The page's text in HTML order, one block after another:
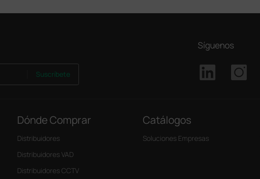
Suscríbete
Síguenos
Dónde Comprar
Distribuidores
Distribuidores VAD
Distribuidores CCTV
Catálogos
Soluciones Empresas